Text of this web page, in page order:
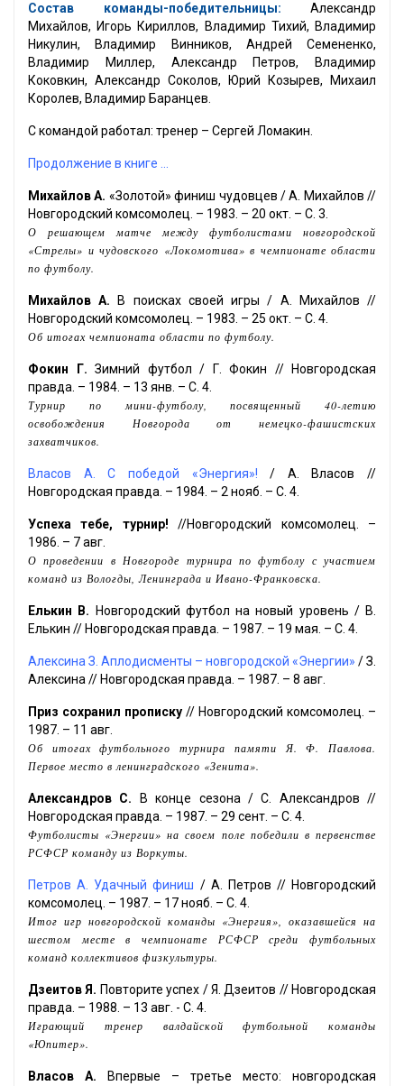
Состав команды-победительницы: Александр
Михайлов, Игорь Кириллов, Владимир Тихий, Владимир
Никулин, Владимир Винников, Андрей Семененко,
Владимир Миллер, Александр Петров, Владимир
Коковкин, Александр Соколов, Юрий Козырев, Михаил
Королев, Владимир Баранцев.
С командой работал: тренер – Сергей Ломакин.
Продолжение в книге ...
Михайлов А. «Золотой» финиш чудовцев / А. Михайлов //
Новгородский комсомолец. – 1983. – 20 окт. – С. 3.
О решающем матче между футболистами новгородской
«Стрелы» и чудовского «Локомотива» в чемпионате области
по футболу.
Михайлов А. В поисках своей игры / А. Михайлов //
Новгородский комсомолец. – 1983. – 25 окт. – С. 4.
Об итогах чемпионата области по футболу.
Фокин Г. Зимний футбол / Г. Фокин // Новгородская
правда. – 1984. – 13 янв. – С. 4.
Турнир по мини-футболу, посвященный 40-летию
освобождения Новгорода от немецко-фашистских
захватчиков.
Власов А. С победой «Энергия»!/ А. Власов //
Новгородская правда. – 1984. – 2 нояб. – С. 4.
Успеха тебе, турнир! //Новгородский комсомолец. –
1986. – 7 авг.
О проведении в Новгороде турнира по футболу с участием
команд из Вологды, Ленинграда и Ивано-Франковска.
Елькин В. Новгородский футбол на новый уровень / В.
Елькин // Новгородская правда. – 1987. – 19 мая. – С. 4.
Алексина З. Аплодисменты – новгородской «Энергии» / З.
Алексина // Новгородская правда. – 1987. – 8 авг.
Приз сохранил прописку // Новгородский комсомолец. –
1987. – 11 авг.
Об итогах футбольного турнира памяти Я. Ф. Павлова.
Первое место в ленинградского «Зенита».
Александров С. В конце сезона / С. Александров //
Новгородская правда. – 1987. – 29 сент. – С. 4.
Футболисты «Энергии» на своем поле победили в первенстве
РСФСР команду из Воркуты.
Петров А. Удачный финиш / А. Петров // Новгородский
комсомолец. – 1987. – 17 нояб. – С. 4.
Итог игр новгородской команды «Энергия», оказавшейся на
шестом месте в чемпионате РСФСР среди футбольных
команд коллективов физкультуры.
Дзеитов Я. Повторите успех / Я. Дзеитов // Новгородская
правда. – 1988. – 13 авг. - С. 4.
Играющий тренер валдайской футбольной команды
«Юпитер».
Власов А. Впервые – третье место: новгородская